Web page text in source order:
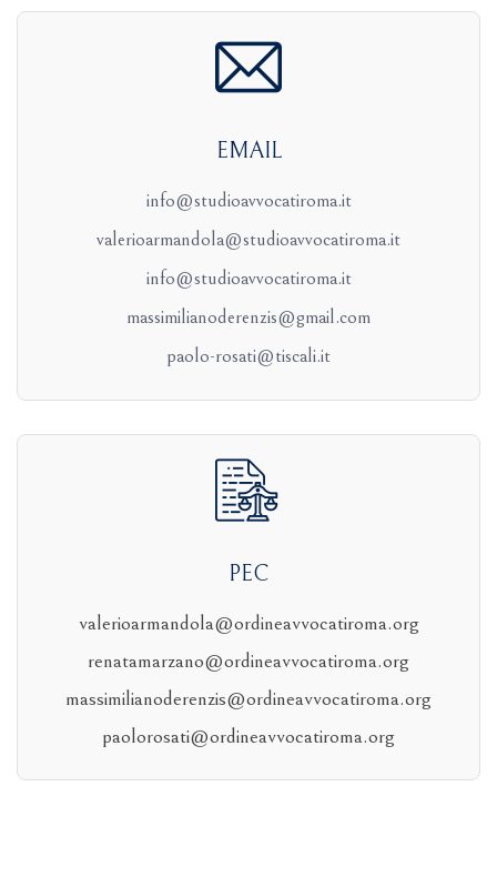
EMAIL
info@studioavvocatiroma.it
valerioarmandola@studioavvocatiroma.it
info@studioavvocatiroma.it
massimilianoderenzis@gmail.com
paolo-rosati@tiscali.it
PEC
valerioarmandola@ordineavvocatiroma.org
renatamarzano@ordineavvocatiroma.org
massimilianoderenzis@ordineavvocatiroma.org
paolorosati@ordineavvocatiroma.org